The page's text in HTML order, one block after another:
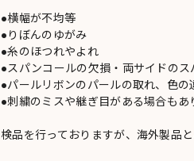
●横幅が不均等
●りぼんのゆがみ
●糸のほつれやよれ
●スパンコールの欠損・両サイドの
●パールリボンのパールの取れ、色の
●刺繍のミスや継ぎ目がある場合もあ
検品を行っておりますが、海外製品